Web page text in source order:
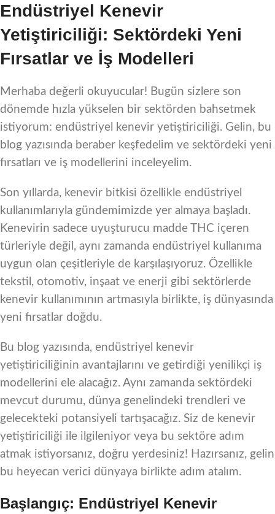
Endüstriyel Kenevir
Yetiştiriciliği: Sektördeki Yeni
Fırsatlar ve İş Modelleri
Merhaba değerli okuyucular! Bugün sizlere son
dönemde hızla yükselen bir sektörden bahsetmek
istiyorum: endüstriyel kenevir yetiştiriciliği. Gelin, bu
blog yazısında beraber keşfedelim ve sektördeki yeni
fırsatları ve iş modellerini inceleyelim.
Son yıllarda, kenevir bitkisi özellikle endüstriyel
kullanımlarıyla gündemimizde yer almaya başladı.
Kenevirin sadece uyuşturucu madde THC içeren
türleriyle değil, aynı zamanda endüstriyel kullanıma
uygun olan çeşitleriyle de karşılaşıyoruz. Özellikle
tekstil, otomotiv, inşaat ve enerji gibi sektörlerde
kenevir kullanımının artmasıyla birlikte, iş dünyasında
yeni fırsatlar doğdu.
Bu blog yazısında, endüstriyel kenevir
yetiştiriciliğinin avantajlarını ve getirdiği yenilikçi iş
modellerini ele alacağız. Aynı zamanda sektördeki
mevcut durumu, dünya genelindeki trendleri ve
gelecekteki potansiyeli tartışacağız. Siz de kenevir
yetiştiriciliği ile ilgileniyor veya bu sektöre adım
atmak istiyorsanız, doğru yerdesiniz! Hazırsanız, gelin
bu heyecan verici dünyaya birlikte adım atalım.
Başlangıç: Endüstriyel Kenevir